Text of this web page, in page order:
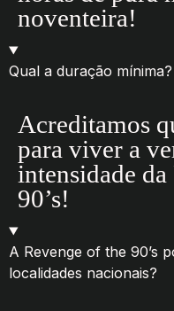
noventeira!
Qual a duração mínima?
Acreditamos
para viver a
intensidade
90’s!
A Revenge of the 90’s
localidades nacionais?